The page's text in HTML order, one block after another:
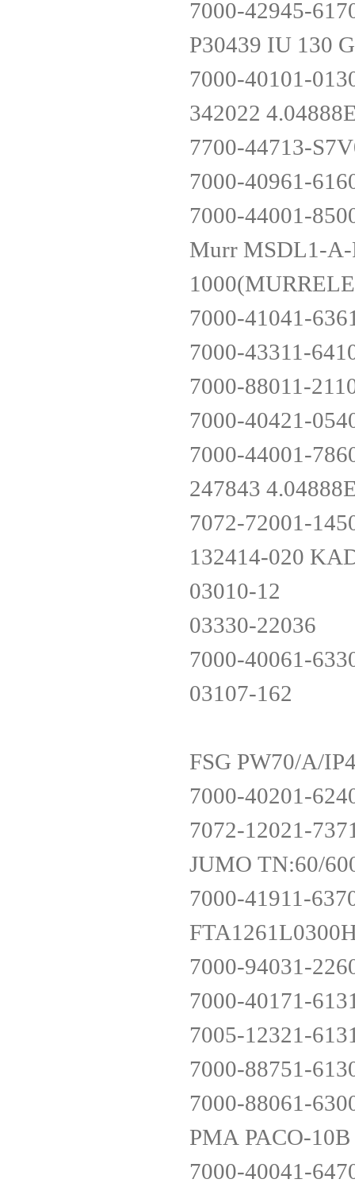
7000-42945-
P30439 IU 130
7000-40101-
342022
7700-44713-
7000-40961-
7000-44001-
Murr MSDL1-A-
7000-41041-
7000-43311-
7000-88011-
7000-40421-
7000-44001-
247843
7072-72001-
132414-020
03010-12
03330-22036
7000-40061-
03107-162
FSG PW70/A/
7000-40201-
7072-12021-
JUMO TN:60/
7000-41911-
7000-94031-
7000-40171-
7005-12321-
7000-88751-
7000-88061-
PMA PACO-
7000-40041-